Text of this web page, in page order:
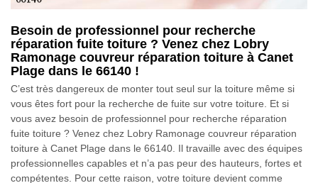
Besoin de professionnel pour recherche
réparation fuite toiture ? Venez chez Lobry
Ramonage couvreur réparation toiture à Canet
Plage dans le 66140 !
C’est très dangereux de monter tout seul sur la toiture même si
vous êtes fort pour la recherche de fuite sur votre toiture. Et si
vous avez besoin de professionnel pour recherche réparation
fuite toiture ? Venez chez Lobry Ramonage couvreur réparation
toiture à Canet Plage dans le 66140. Il travaille avec des équipes
professionnelles capables et n’a pas peur des hauteurs, fortes et
compétentes. Pour cette raison, votre toiture devient comme